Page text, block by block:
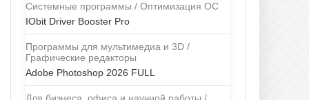
Системные программы / Оптимизация ОС
IObit Driver Booster Pro
Программы для мультимедиа и 3D /
Графические редакторы
Adobe Photoshop 2026 FULL